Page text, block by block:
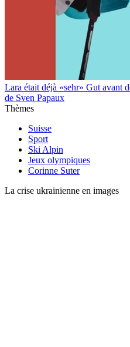
Lara était déjà «sehr» Gut avant
de Sven Papaux
Thèmes
Suisse
Sport
Ski Alpin
Jeux olympiques
Corinne Suter
La crise ukrainienne en images